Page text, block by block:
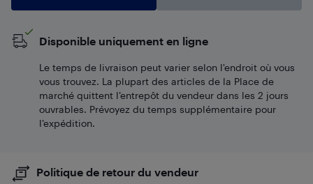
Disponible uniquement en ligne
Le temps de livraison peut varier selon l'endroit où vous
vous trouvez. La plupart des articles de la Place de
marché quittent l’entrepôt du vendeur dans les 2 jours
ouvrables. Prévoyez du temps supplémentaire pour
l’expédition.
Politique de retour du vendeur